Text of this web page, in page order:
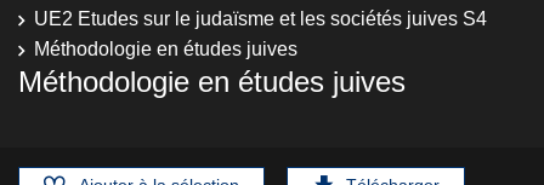
UE2 Etudes sur le judaïsme et les sociétés juives S4
Méthodologie en études juives
Méthodologie en études juives